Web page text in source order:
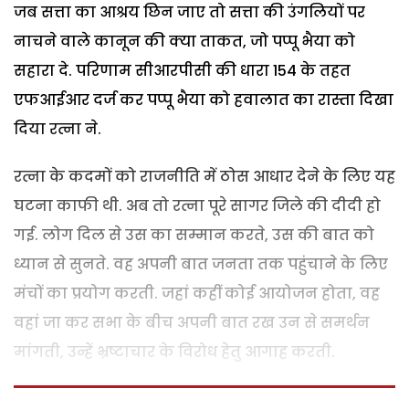
जब सत्ता का आश्रय छिन जाए तो सत्ता की उंगलियों पर
नाचने वाले कानून की क्या ताकत, जो पप्पू भैया को
सहारा दे. परिणाम सीआरपीसी की धारा 154 के तहत
एफआईआर दर्ज कर पप्पू भैया को हवालात का रास्ता दिखा
दिया रत्ना ने.
रत्ना के कदमों को राजनीति में ठोस आधार देने के लिए यह
घटना काफी थी. अब तो रत्ना पूरे सागर जिले की दीदी हो
गई. लोग दिल से उस का सम्मान करते, उस की बात को
ध्यान से सुनते. वह अपनी बात जनता तक पहुंचाने के लिए
मंचों का प्रयोग करती. जहां कहीं कोई आयोजन होता, वह
वहां जा कर सभा के बीच अपनी बात रख उन से समर्थन
मांगती, उन्हें भ्रष्टाचार के विरोध हेतु आगाह करती.